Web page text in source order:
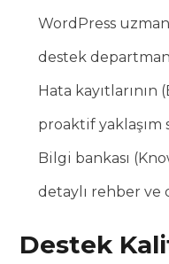
WordPress
destek
Hata kayıtlarının
proaktif yaklaşım
Bilgi bankası
detaylı rehber ve
Destek